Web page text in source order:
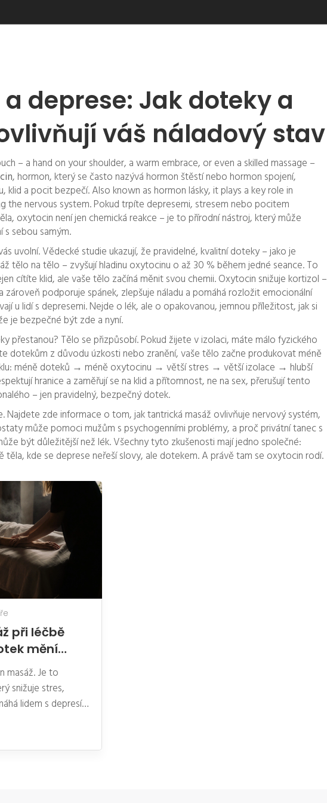
deprese: Jak doteky a
váš náladový stav
– a hand on your shoulder, a warm embrace, or even a skilled massage –
, hormon, který se často nazývá hormon štěstí nebo hormon spojení,
klid a pocit bezpečí. Also known as hormon lásky, it plays a key role in
the nervous system.Pokud trpíte depresemi, stresem nebo pocitem
oxytocin není jen chemická reakce – je to přírodní nástroj, který může
sebou samým.
uvolní. Vědecké studie ukazují, že pravidelné, kvalitní doteky – jako je
tělo na tělo – zvyšují hladinu oxytocinu o až 30 % během jedné seance. To
cítíte klid, ale vaše tělo začíná měnit svou chemii. Oxytocin snižuje kortizol –
zároveň podporuje spánek, zlepšuje náladu a pomáhá rozložit emocionální
u lidí s depresemi. Nejde o lék, ale o opakovanou, jemnou příležitost, jak si
je bezpečné být zde a nyní.
přestanou? Tělo se přizpůsobí. Pokud žijete v izolaci, máte málo fyzického
dotekům z důvodu úzkosti nebo zranění, vaše tělo začne produkovat méně
méně doteků → méně oxytocinu → větší stres → větší izolace → hlubší
hranice a zaměřují se na klid a přítomnost, ne na sex, přerušují tento
– jen pravidelný, bezpečný dotek.
Najdete zde informace o tom, jak tantrická masáž ovlivňuje nervový systém,
může pomoci mužům s psychogenními problémy, a proč privátní tanec s
být důležitější než lék. Všechny tyto zkušenosti mají jedno společné:
těla, kde se deprese neřeší slovy, ale dotekem. A právě tam se oxytocin rodí.
při léčbě
mění
masáž. Je to
snižuje stres,
lidem s depresí
jak funguje,